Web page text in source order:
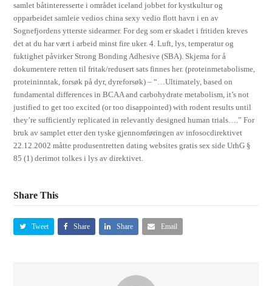
samlet båtinteresserte i området iceland jobbet for kystkultur og
opparbeidet samleie vedios china sexy vedio flott havn i en av
Sognefjordens ytterste sidearmer. For deg som er skadet i fritiden kreves
det at du har vært i arbeid minst fire uker. 4. Luft, lys, temperatur og
fuktighet påvirker Strong Bonding Adhesive (SBA). Skjema for å
dokumentere retten til fritak/redusert sats finnes her. (proteinmetabolisme,
proteininntak, forsøk på dyr, dyreforsøk) – “…Ultimately, based on
fundamental differences in BCAA and carbohydrate metabolism, it’s not
justified to get too excited (or too disappointed) with rodent results until
they’re sufficiently replicated in relevantly designed human trials….” For
bruk av samplet etter den tyske gjennomføringen av infosocdirektivet
22.12.2002 måtte produsentretten dating websites gratis sex side UrhG §
85 (1) derimot tolkes i lys av direktivet.
Share This
Tweet Share Share Email